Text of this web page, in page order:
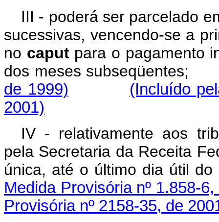
III - poderá ser parcelado
sucessivas, vencendo-se a
no caputpara o pagamento
dos meses
de 1999)
(Incluído
2001)
IV - relativamente aos
pela Secretaria da Receita
única, até o último dia
Medida Provisória nº 1.858-
Provisória nº 2158-35, de